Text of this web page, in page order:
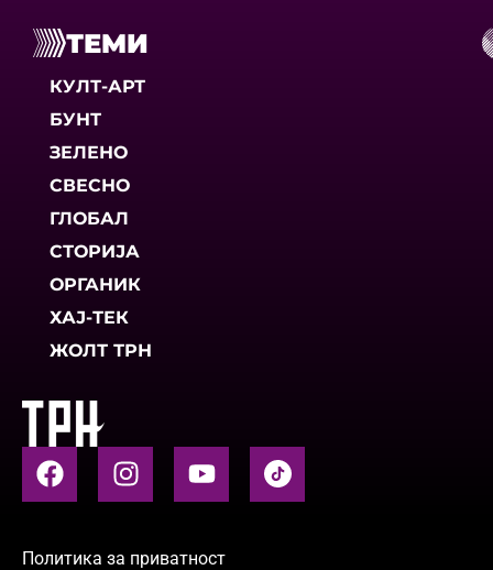
ТЕМИ
КУЛТ-АРТ
БУНТ
ЗЕЛЕНО
СВЕСНО
ГЛОБАЛ
СТОРИЈА
ОРГАНИК
ХАЈ-ТЕК
ЖОЛТ ТРН
Политика за приватност